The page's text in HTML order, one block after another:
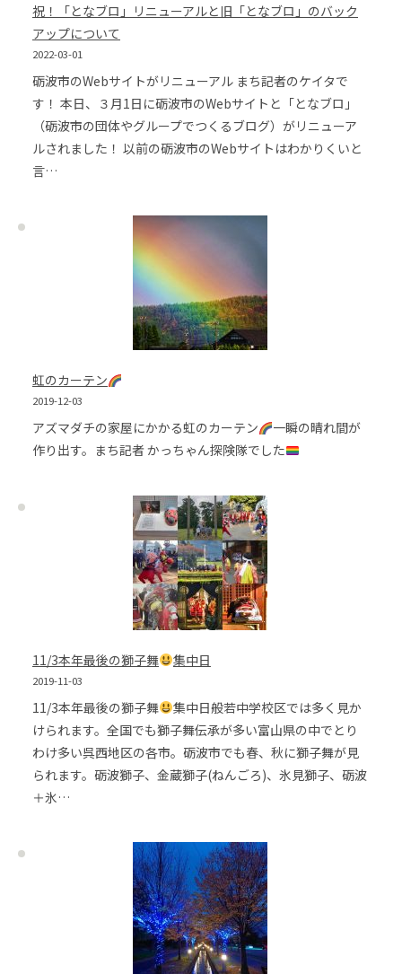
祝！「となブロ」リニューアルと旧「となブロ」のバック
アップについて
2022-03-01
砺波市のWebサイトがリニューアル まち記者のケイタで
す！ 本日、３月1日に砺波市のWebサイトと「となブロ」
（砺波市の団体やグループでつくるブログ）がリニューア
ルされました！ 以前の砺波市のWebサイトはわかりくいと
言…
虹のカーテン
2019-12-03
アズマダチの家屋にかかる虹のカーテン
一瞬の晴れ間が
作り出す。まち記者 かっちゃん探険隊でした
11/3本年最後の獅子舞 集中日
2019-11-03
11/3本年最後の獅子舞
集中日般若中学校区では多く見か
けられます。全国でも獅子舞伝承が多い富山県の中でとり
わけ多い呉西地区の各市。砺波市でも春、秋に獅子舞が見
られます。砺波獅子、金蔵獅子(ねんごろ)、氷見獅子、砺波
＋氷…